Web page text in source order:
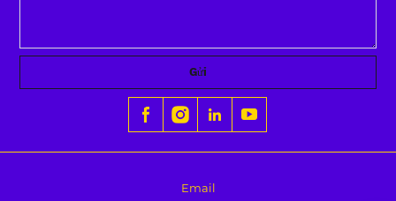
Gửi
Email